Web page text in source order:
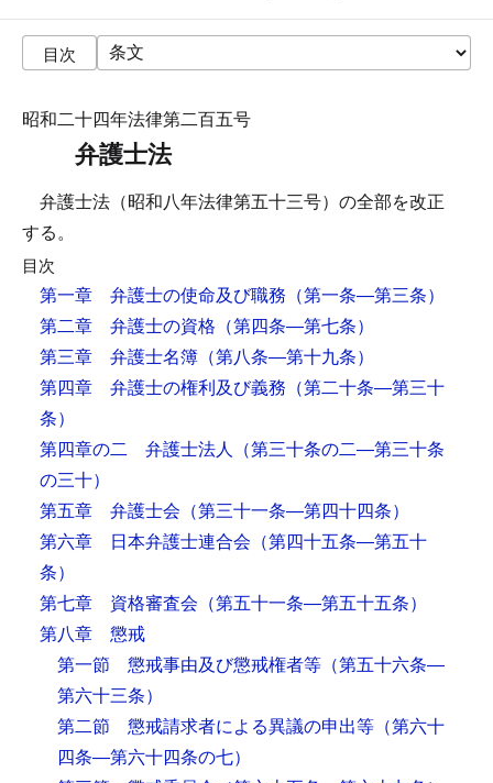
目次
昭和二十四年法律第二百五号
弁護士法
弁護士法（昭和八年法律第五十三号）の全部を改正
する。
目次
第一章 弁護士の使命及び職務 （第一条―第三条）
第二章 弁護士の資格 （第四条―第七条）
第三章 弁護士名簿 （第八条―第十九条）
第四章 弁護士の権利及び義務 （第二十条―第三十
条）
第四章の二 弁護士法人 （第三十条の二―第三十条
の三十）
第五章 弁護士会 （第三十一条―第四十四条）
第六章 日本弁護士連合会 （第四十五条―第五十
条）
第七章 資格審査会 （第五十一条―第五十五条）
第八章 懲戒
第一節 懲戒事由及び懲戒権者等 （第五十六条―
第六十三条）
第二節 懲戒請求者による異議の申出等 （第六十
四条―第六十四条の七）